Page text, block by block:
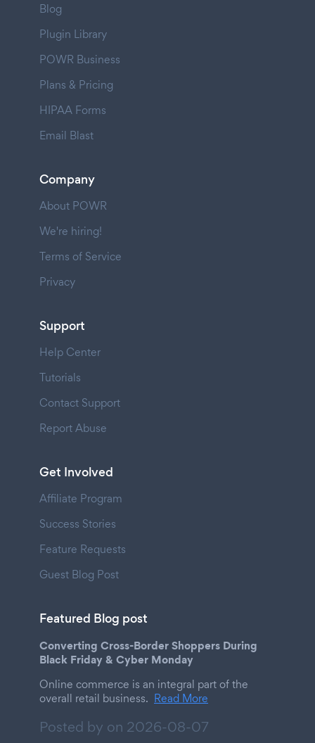
Blog
Plugin Library
POWR Business
Plans & Pricing
HIPAA Forms
Email Blast
Company
About POWR
We're hiring!
Terms of Service
Privacy
Support
Help Center
Tutorials
Contact Support
Report Abuse
Get Involved
Affiliate Program
Success Stories
Feature Requests
Guest Blog Post
Featured Blog post
Converting Cross-Border Shoppers During
Black Friday & Cyber Monday
Online commerce is an integral part of the
overall retail business. Read More
Posted by on 2026-08-07